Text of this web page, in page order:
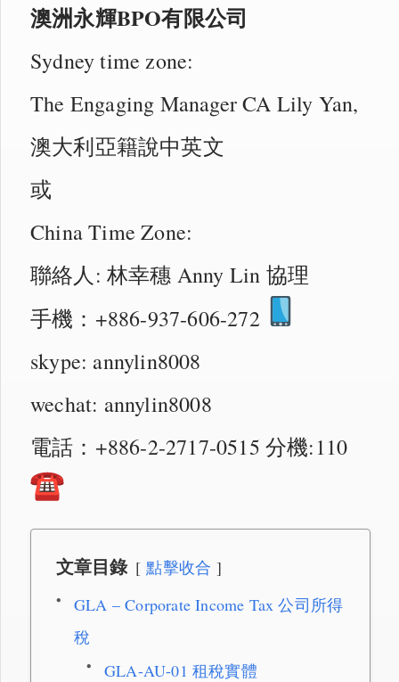
澳洲永輝BPO有限公司
Sydney time zone:
The Engaging Manager CA Lily Yan,
澳大利亞籍說中英文
或
China Time Zone:
聯絡人: 林幸穗 Anny Lin 協理
手機：+886-937-606-272
skype: annylin8008
wechat: annylin8008
電話：+886-2-2717-0515 分機:110
文章目錄
點擊收合
GLA – Corporate Income Tax 公司所得
稅
GLA-AU-01 租稅實體